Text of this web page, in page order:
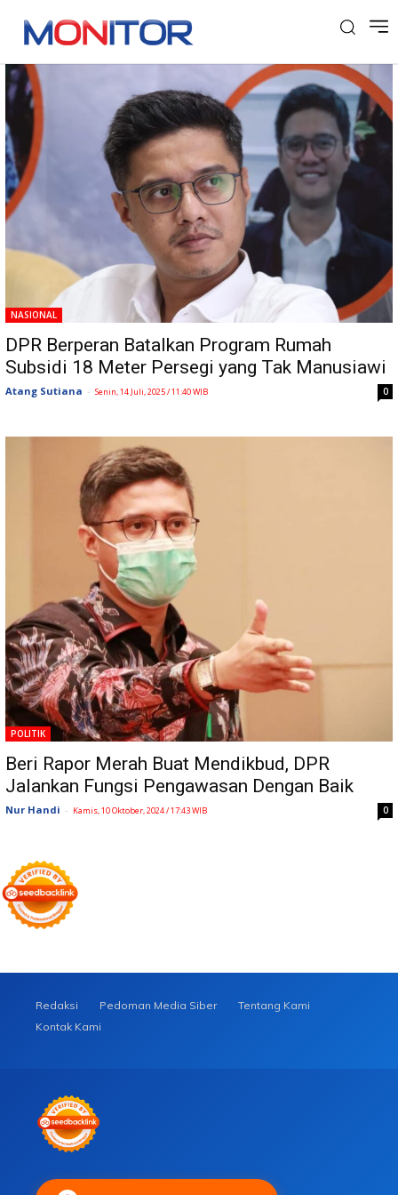
Tag: Dosen Universitas Andalas
NASIONAL
DPR Berperan Batalkan Program Rumah
Subsidi 18 Meter Persegi yang Tak Manusiawi
Atang Sutiana - Senin, 14 Juli, 2025 / 11:40 WIB 0
POLITIK
Beri Rapor Merah Buat Mendikbud, DPR
Jalankan Fungsi Pengawasan Dengan Baik
Nur Handi - Kamis, 10 Oktober, 2024 / 17:43 WIB 0
Redaksi Pedoman Media Siber
Tentang Kami
Kontak Kami